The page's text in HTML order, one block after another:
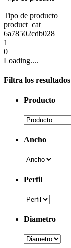
Tipo de producto
product_cat
6a78502cdb028
1
0
Loading....
Filtra los resultados
Producto
Ancho
Perfil
Diametro